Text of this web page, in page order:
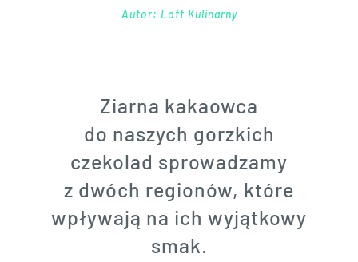
Autor: Loft Kulinarny
Ziarna kakaowca
do naszych gorzkich
czekolad sprowadzamy
z dwóch regionów, które
wpływają na ich wyjątkowy
smak.